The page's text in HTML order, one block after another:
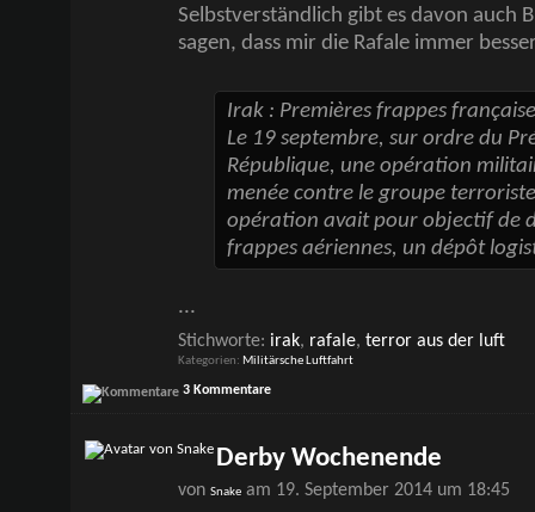
Selbstverständlich gibt es davon auch
sagen, dass mir die Rafale immer
Irak : Premières frappes
Le 19 septembre, sur ordre du
République, une opération
menée contre le groupe
opération avait pour objectif de
frappes aériennes, un dépôt
...
Stichworte: irak, rafale, terror aus der luft
Kategorien Militärsche Luftfahrt
3 Kommentare
Derby Wochenende
von Snakeam 19. September 2014 um 18:45